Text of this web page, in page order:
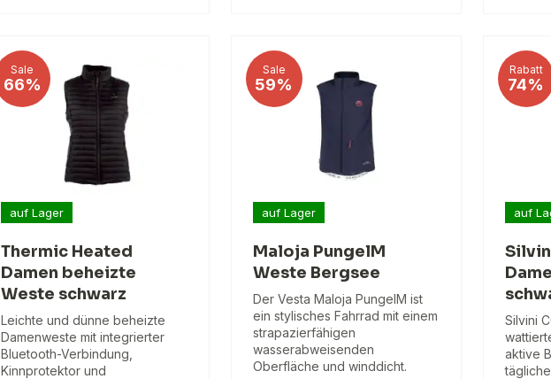
Sale
66%
auf Lager
Thermic Heated
Damen beheizte
Weste schwarz
Leichte und dünne beheizte
Damenweste mit integrierter
Bluetooth-Verbindung,
Kinnprotektor und
Sale
59%
auf Lager
Maloja PungelM
Weste Bergsee
Der Vesta Maloja PungelM ist
ein stylisches Fahrrad mit einem
strapazierfähigen
wasserabweisenden
Oberfläche und winddicht.
Rabatt
74%
auf
Silvini
aktive